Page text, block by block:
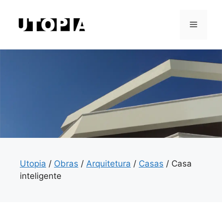
Menu
Utopia / Obras / Arquitetura / Casas / Casa
inteligente